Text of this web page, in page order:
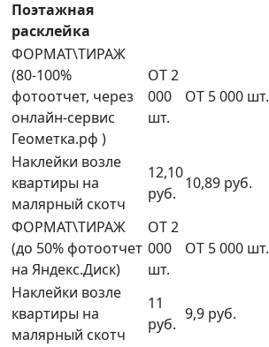
Поэтажная
расклейка
ФОРМАТ\ТИРАЖ
(80-100%
фотоотчет, через
онлайн-сервис
Геометка.рф )
ОТ 2
000
шт.
ОТ 5 000 шт.
Наклейки возле
квартиры на
малярный скотч
12,10
руб.
10,89 руб.
ФОРМАТ\ТИРАЖ
(до 50% фотоотчет
на Яндекс.Диск)
ОТ 2
000
шт.
ОТ 5 000 шт.
Наклейки возле
квартиры на
малярный скотч
11
руб.
9,9 руб.